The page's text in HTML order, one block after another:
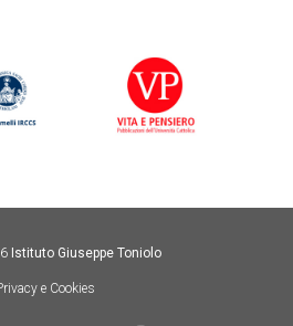
Istituto Giuseppe Toniolo
e Cookies